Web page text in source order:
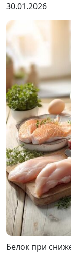
30.01.2026
Белок при